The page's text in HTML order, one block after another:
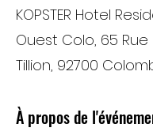
KOPSTER Hotel
Ouest Colo, 65
Tillion, 92700
À propos de